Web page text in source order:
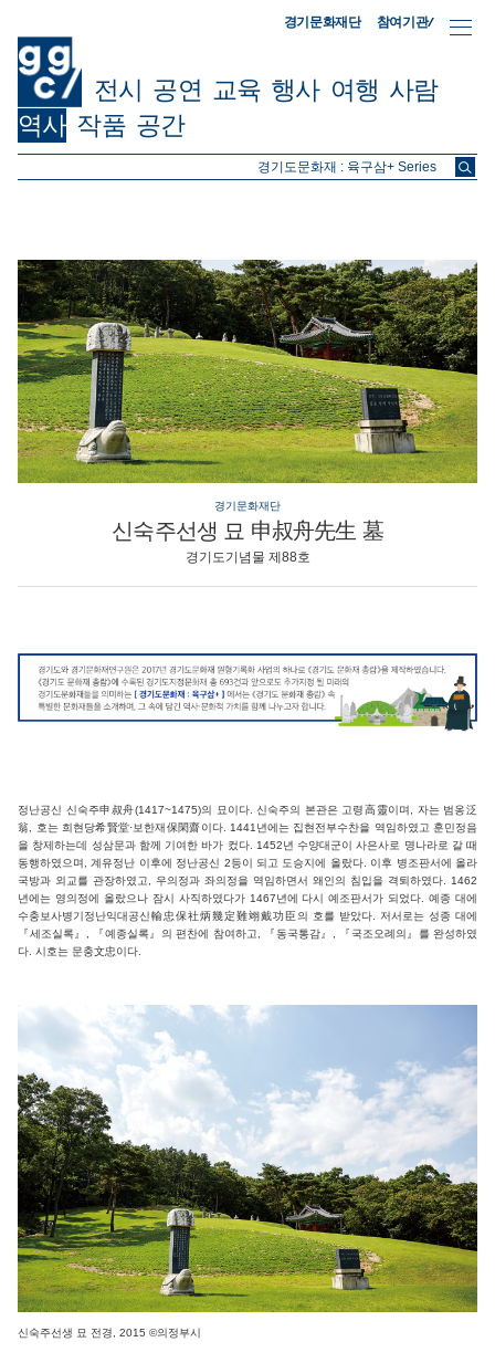
경기문화재단 참여기관/
전시 공연 교육 행사 여행 사람
역사 작품 공간
ggc/
경기문화재단
신숙주선생 묘 申叔舟先生 墓
경기도기념물 제88호
정난공신 신숙주申叔舟(1417~1475)의 묘이다. 신숙주의 본관은 고령高靈이며, 자는 범옹泛
翁, 호는 희현당希賢堂·보한재保閑齋이다. 1441년에는 집현전부수찬을 역임하였고 훈민정음
을 창제하는데 성삼문과 함께 기여한 바가 컸다. 1452년 수양대군이 사은사로 명나라로 갈 때
동행하였으며, 계유정난 이후에 정난공신 2등이 되고 도승지에 올랐다. 이후 병조판서에 올라
국방과 외교를 관장하였고, 우의정과 좌의정을 역임하면서 왜인의 침입을 격퇴하였다. 1462
년에는 영의정에 올랐으나 잠시 사직하였다가 1467년에 다시 예조판서가 되었다. 예종 대에
수충보사병기정난익대공신輸忠保社炳幾定難翊戴功臣의 호를 받았다. 저서로는 성종 대에
『세조실록』, 『예종실록』의 편찬에 참여하고, 『동국통감』, 『국조오례의』를 완성하였
다. 시호는 문충文忠이다.
신숙주선생 묘 전경, 2015 ©의정부시